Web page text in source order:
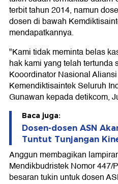
terbit tahun 2014, namun
dosen di bawah
mendapatkannya.
"Kami tidak meminta belas
hak kami yang telah tertunda
Kooordinator Nasional
Kemendiktisaintek Seluruh
Gunawan kepada detikcom,
Baca juga:
Dosen-dosen ASN
Tuntut Tunjangan
Anggun membagikan
Mendikbudristek Nomor 447/
besaran tukin untuk dosen